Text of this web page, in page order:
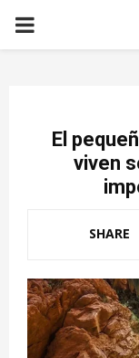
PRIMARY
El
viven
SHARE